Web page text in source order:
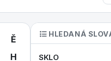
Ě
H
HLEDANÁ
SKLO